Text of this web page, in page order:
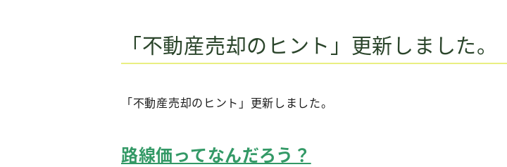
「不動産売却のヒント」更新しました。
「不動産売却のヒント」更新しました。
路線価ってなんだろう？